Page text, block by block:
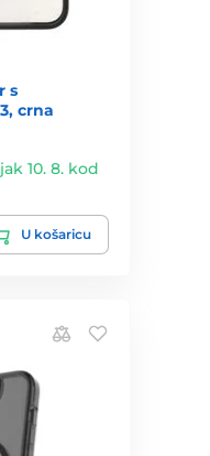
s
crna
10. 8. kod
U košaricu